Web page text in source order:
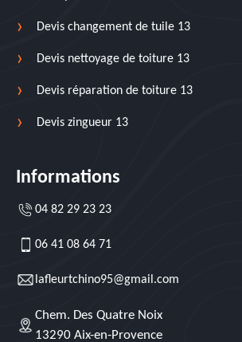
Devis changement de tuile 13
Devis nettoyage de toiture 13
Devis réparation de toiture 13
Devis zingueur 13
Informations
04 82 29 23 23
06 41 08 64 71
lafleurtchino95@gmail.com
Chem. Des Quatre Noix
13290 Aix-en-Provence